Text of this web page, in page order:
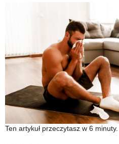
Ten artykuł przeczytasz w 6 minuty.